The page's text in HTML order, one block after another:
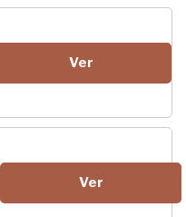
Ver
Ver